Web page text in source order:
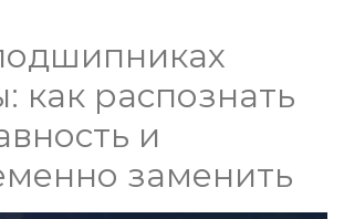
как распознать
и
заменить